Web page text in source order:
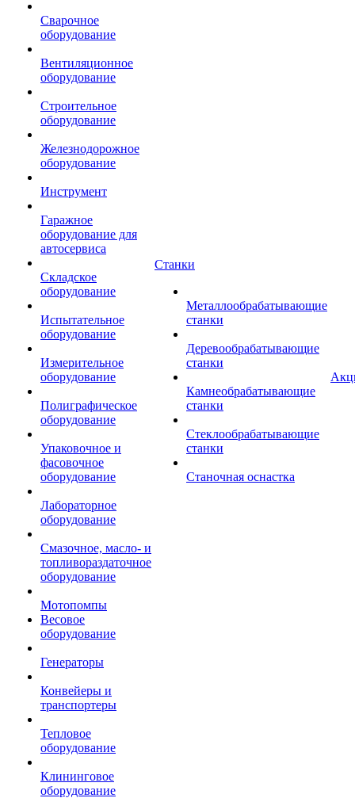
Сварочное
оборудование
Вентиляционное
оборудование
Строительное
оборудование
Железнодорожное
оборудование
Инструмент
Гаражное
оборудование для
автосервиса
Складское
оборудование
Испытательное
оборудование
Измерительное
оборудование
Полиграфическое
оборудование
Упаковочное и
фасовочное
оборудование
Лабораторное
оборудование
Смазочное, масло- и
топливораздаточное
оборудование
Мотопомпы
Весовое
оборудование
Генераторы
Конвейеры и
транспортеры
Тепловое
оборудование
Клининговое
оборудование
Станки
Металлообрабатывающие
станки
Деревообрабатывающие
станки
Камнеобрабатывающие
станки
Стеклообрабатывающие
станки
Станочная оснастка